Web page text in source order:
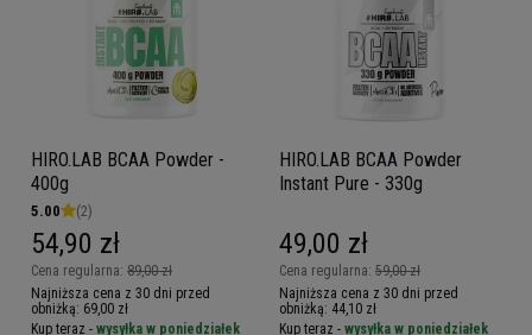
HIRO.LAB BCAA Powder -
400g
5.00 (2)
Cena regularna: 89,00 zł
54,90 zł
Najniższa cena z 30 dni przed
obniżką: 69,00 zł
Kup teraz - wysyłka w poniedziałek
HIRO.LAB BCAA Powder
Instant Pure - 330g
Cena regularna: 59,00 zł
49,00 zł
Najniższa cena z 30 dni przed
obniżką: 44,10 zł
Kup teraz - wysyłka w poniedziałek